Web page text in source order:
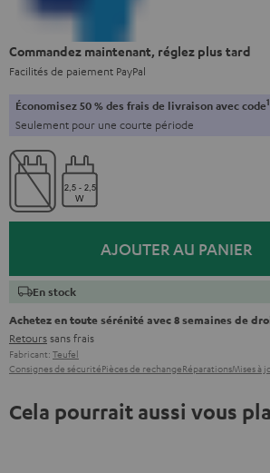
Commandez maintenant, réglez plus tard
Facilités de paiement PayPal
Économisez 50 % des frais de livraison avec code1
Seulement pour une courte période
AJOUTER AU PANIER
En stock
Achetez en toute sérénité avec 8 semaines de
Retourssans frais
Fabricant: Teufel
Consignes de sécuritéPièces de rechangeRéparationsMises à
Cela pourrait aussi vous